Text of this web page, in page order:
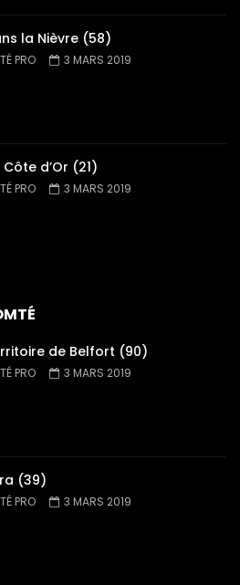
la Nièvre (58)
PRO 3 MARS 2019
Côte d’Or (21)
PRO 3 MARS 2019
de Belfort (90)
PRO 3 MARS 2019
(39)
PRO 3 MARS 2019